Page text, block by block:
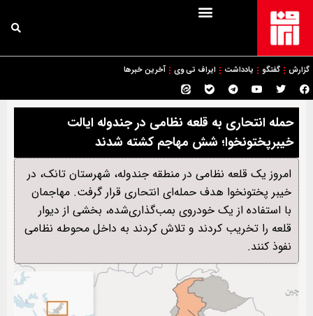
گزارش گفتگو یادداشت ایراف تی وی آخرین خبرها
حمله انتحاری به قلعه نظامی در جندوله ایالت
خیبرپختونخوا؛ شش مهاجم کشته شدند
امروز یک قلعه نظامی در منطقه جندوله، شهرستان تانک، در
خیبر پختونخوا هدف حمله‌ای انتحاری قرار گرفت. مهاجمان
با استفاده از یک خودروی بمب‌گذاری‌شده، بخشی از دیوار
قلعه را تخریب کردند و تلاش کردند به داخل محوطه نظامی
نفوذ کنند.